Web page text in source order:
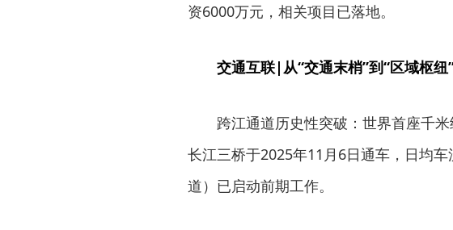
资6000万元，相关项目已落地。
交通互联|从“交通末梢”到“区域枢纽
跨江通道历史性突破：世界首座千
长江三桥于2025年11月6日通车，日均
道）已启动前期工作。